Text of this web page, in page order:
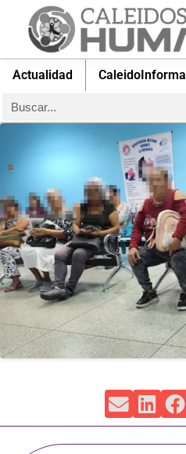
Actualidad CaleidoInforma